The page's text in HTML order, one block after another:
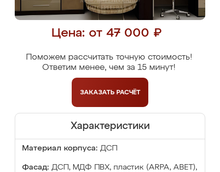
Цена: от 47 000 ₽
Поможем рассчитать точную стоимость!
Ответим менее, чем за 15 минут!
ЗАКАЗАТЬ РАСЧЁТ
Характеристики
Материал корпуса: ДСП
Фасад: ДСП, МДФ ПВХ, пластик (ARPA, ABET),